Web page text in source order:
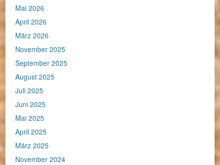
Mai 2026
April 2026
März 2026
November 2025
September 2025
August 2025
Juli 2025
Juni 2025
Mai 2025
April 2025
März 2025
November 2024